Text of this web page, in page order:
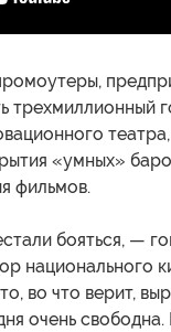
трехмиллионный
«умных»
фильмов.
бояться, —
национального
во что верит,
очень